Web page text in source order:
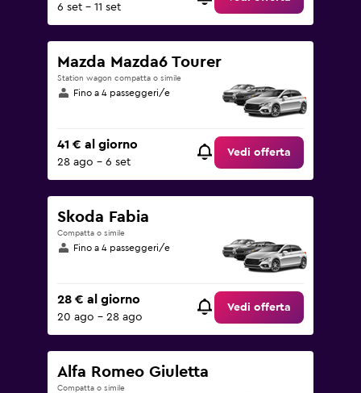
6 set - 11 set
Mazda Mazda6 Tourer
Station wagon compatta o simile
Fino a 4 passeggeri/e
41 € al giorno
28 ago - 6 set
Vedi offerta
Skoda Fabia
Compatta o simile
Fino a 4 passeggeri/e
28 € al giorno
20 ago - 28 ago
Vedi offerta
Alfa Romeo Giuletta
Compatta o simile